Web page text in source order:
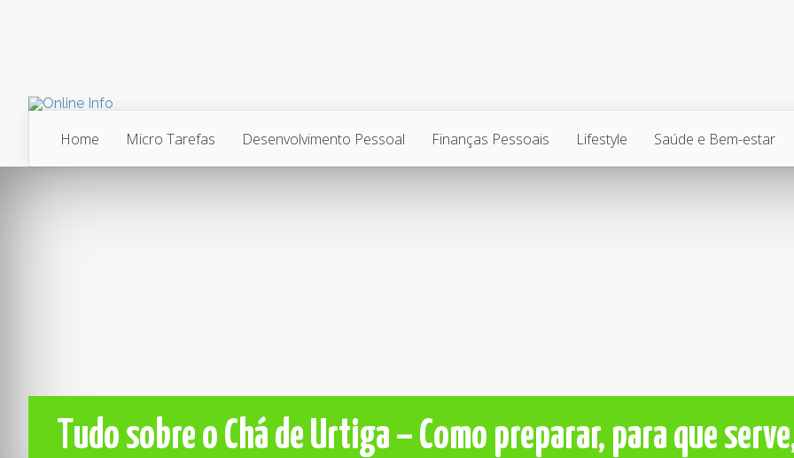
Home Micro Tarefas Desenvolvimento Pessoal Finanças Pessoais Lifestyle Saúde e Bem-estar
Tudo sobre o Chá de Urtiga – Como preparar, para que